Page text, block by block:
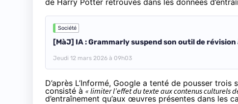
de Harry Potter retrouvés dans les données
Société
[MàJ] IA : Grammarly suspend son outil de
Jeudi 12 mars 2026 à 09h03
D’après L’Informé, Google a tenté de pousser trois
consisté à « limiter l’effet du texte aux contenus culturels
d’entraînement qu’aux œuvres présentes dans les